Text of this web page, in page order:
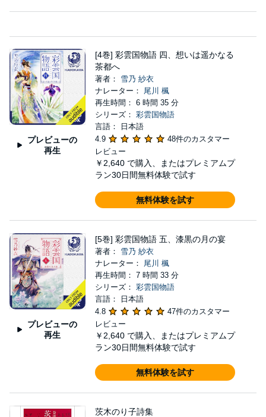
プレビューの
再生
[4巻] 彩雲国物語 四、想いは遥かなる
茶都へ
著者： 雪乃 紗衣
ナレーター： 尾川 楓
再生時間： 6 時間 35 分
シリーズ： 彩雲国物語
言語： 日本語
4.9
48件のカスタマー
レビュー
￥2,640 で購入、またはプレミアムプ
ラン30日間無料体験で試す
無料体験を試す
プレビューの
再生
[5巻] 彩雲国物語 五、漆黒の月の宴
著者： 雪乃 紗衣
ナレーター： 尾川 楓
再生時間： 7 時間 33 分
シリーズ： 彩雲国物語
言語： 日本語
4.8
47件のカスタマー
レビュー
￥2,640 で購入、またはプレミアムプ
ラン30日間無料体験で試す
無料体験を試す
茨木のり子詩集